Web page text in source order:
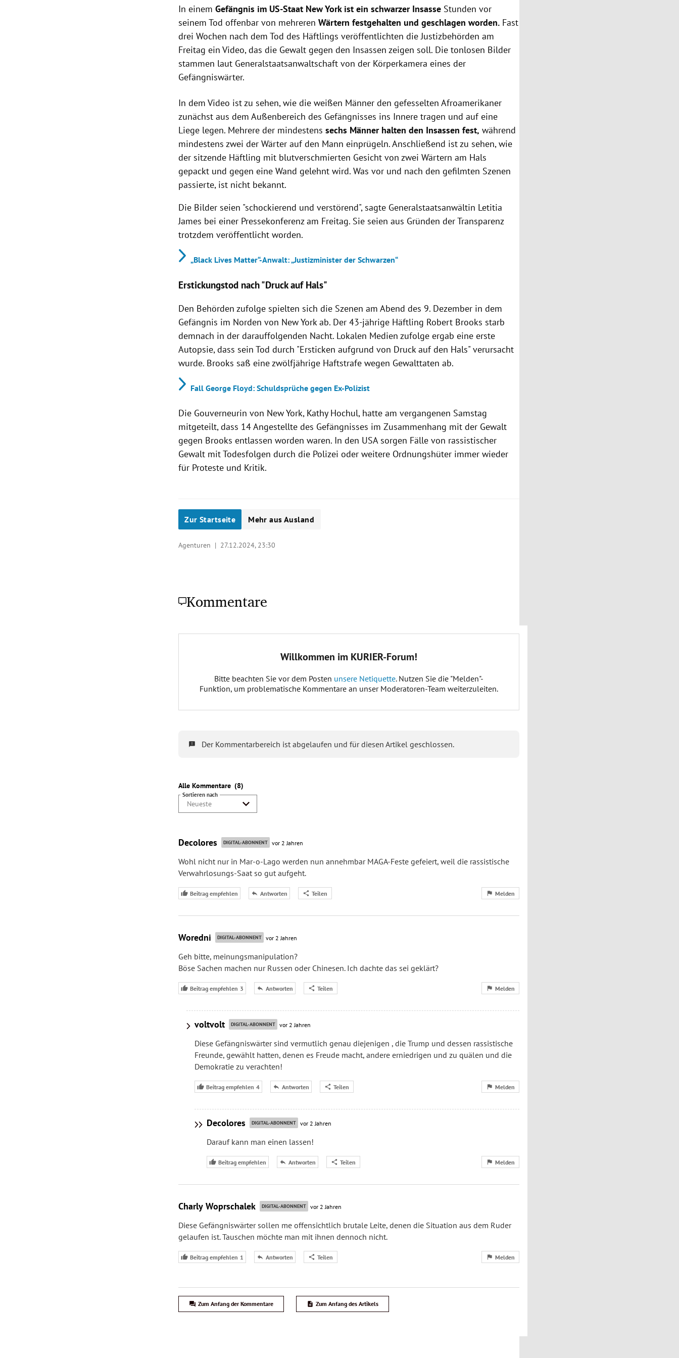
In einem Gefängnis im US-Staat New York ist ein schwarzer Insasse Stunden vor
seinem Tod offenbar von mehrerenWärtern festgehalten und geschlagen worden. Fast
drei Wochen nach dem Tod des Häftlings veröffentlichten die Justizbehörden am
Freitag ein Video, das die Gewalt gegen den Insassen zeigen soll. Die tonlosen Bilder
stammen laut Generalstaatsanwaltschaft von der Körperkamera eines der
Gefängniswärter.
In dem Video ist zu sehen, wie die weißen Männer den gefesselten Afroamerikaner
zunächst aus dem Außenbereich des Gefängnisses ins Innere tragen und auf eine
Liege legen. Mehrere der mindestenssechs Männer halten den Insassen fest, während
mindestens zwei der Wärter auf den Mann einprügeln. Anschließend ist zu sehen, wie
der sitzende Häftling mit blutverschmierten Gesicht von zwei Wärtern am Hals
gepackt und gegen eine Wand gelehnt wird. Was vor und nach den gefilmten Szenen
passierte, ist nicht bekannt.
Die Bilder seien "schockierend und verstörend", sagte Generalstaatsanwältin Letitia
James bei einer Pressekonferenz am Freitag. Sie seien aus Gründen der Transparenz
trotzdem veröffentlicht worden.
„Black Lives Matter“-Anwalt: „Justizminister der Schwarzen“
Erstickungstod nach "Druck auf Hals"
Den Behörden zufolge spielten sich die Szenen am Abend des 9. Dezember in dem
Gefängnis im Norden von New York ab. Der 43-jährige Häftling Robert Brooks starb
demnach in der darauffolgenden Nacht. Lokalen Medien zufolge ergab eine erste
Autopsie, dass sein Tod durch "Ersticken aufgrund von Druck auf den Hals" verursacht
wurde. Brooks saß eine zwölfjährige Haftstrafe wegen Gewalttaten ab.
Fall George Floyd: Schuldsprüche gegen Ex-Polizist
Die Gouverneurin von New York, Kathy Hochul, hatte am vergangenen Samstag
mitgeteilt, dass 14 Angestellte des Gefängnisses im Zusammenhang mit der Gewalt
gegen Brooks entlassen worden waren. In den USA sorgen Fälle von rassistischer
Gewalt mit Todesfolgen durch die Polizei oder weitere Ordnungshüter immer wieder
für Proteste und Kritik.
Zur Startseite Mehr aus Ausland
Agenturen | 27.12.2024, 23:30
Kommentare